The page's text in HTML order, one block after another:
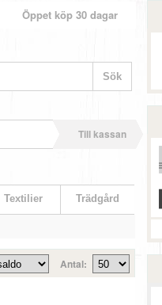
Öppet köp 30 dagar
Till kassan
Textilier Trädgård
Antal: